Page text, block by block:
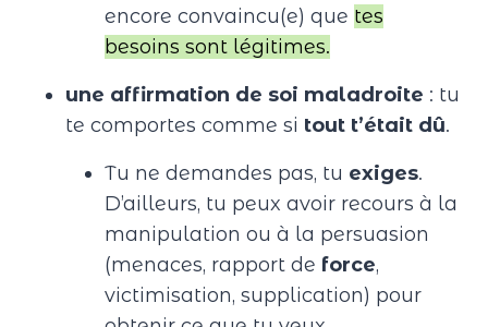
encore convaincu(e) que tes
besoins sont légitimes.
une affirmation de soi maladroite : tu
te comportes comme si tout t’était dû.
Tu ne demandes pas, tu exiges.
D’ailleurs, tu peux avoir recours à la
manipulation ou à la persuasion
(menaces, rapport de force,
victimisation, supplication) pour